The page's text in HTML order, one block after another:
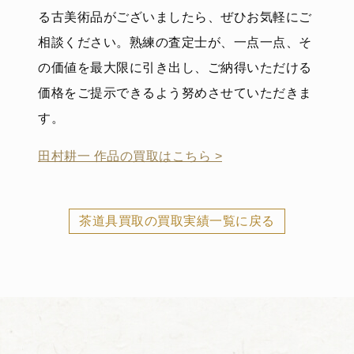
る古美術品がございましたら、ぜひお気軽にご
相談ください。熟練の査定士が、一点一点、そ
の価値を最大限に引き出し、ご納得いただける
価格をご提示できるよう努めさせていただきま
す。
田村耕一 作品の買取はこちら >
茶道具買取の買取実績一覧に戻る